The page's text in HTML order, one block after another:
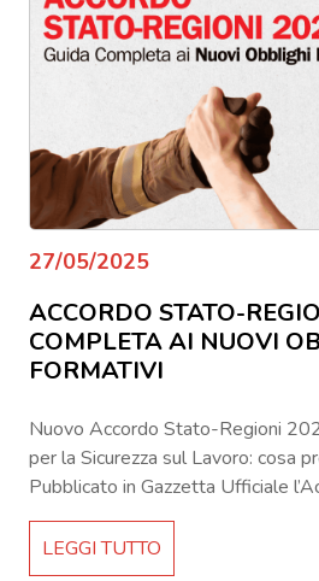
27/05/2025
ACCORDO STATO-
COMPLETA AI NUOVI
FORMATIVI
Nuovo Accordo Stato-Regioni
per la Sicurezza sul Lavoro: cosa
Pubblicato in Gazzetta Ufficiale
sulla sicurezza Il 24 maggio 2025
Gazzetta Ufficiale (n. 119) il
Regioni per la formazione in
LEGGI TUTTO